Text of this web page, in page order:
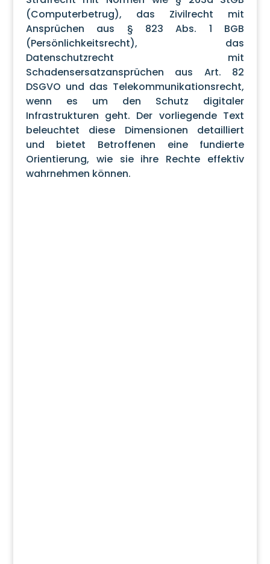
(Computerbetrug), das Zivilrecht mit
Ansprüchen aus § 823 Abs. 1 BGB
(Persönlichkeitsrecht), das
Datenschutzrecht mit
Schadensersatzansprüchen aus Art. 82
DSGVO und das Telekommunikationsrecht,
wenn es um den Schutz digitaler
Infrastrukturen geht. Der vorliegende Text
beleuchtet diese Dimensionen detailliert
und bietet Betroffenen eine fundierte
Orientierung, wie sie ihre Rechte effektiv
wahrnehmen können.